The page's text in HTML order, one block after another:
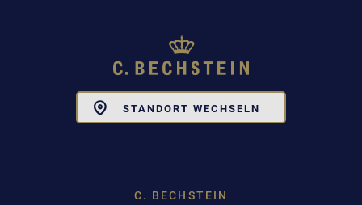
STANDORT WECHSELN
C. BECHSTEIN